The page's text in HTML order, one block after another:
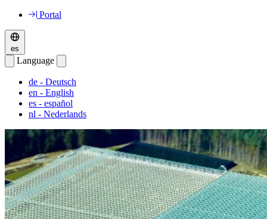
Portal
es
Language
de - Deutsch
en - English
es - español
nl - Nederlands